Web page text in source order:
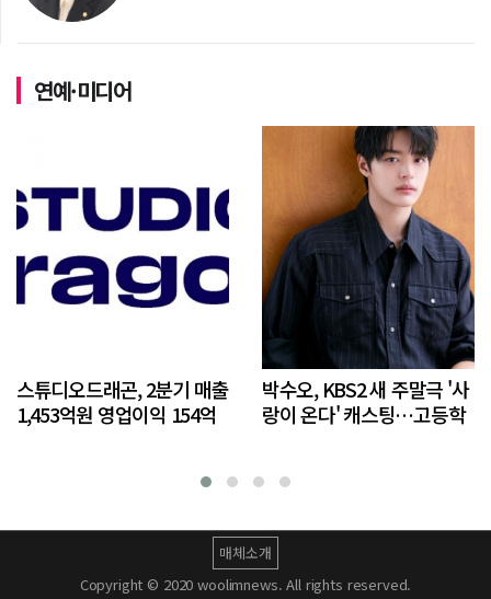
연예·미디어
스튜디오드래곤, 2분기 매출
1,453억원 영업이익 154억
박수오, KBS2 새 주말극 '사
랑이 온다' 캐스팅…고등학
매체소개
Copyright © 2020 woolimnews. All rights reserved.